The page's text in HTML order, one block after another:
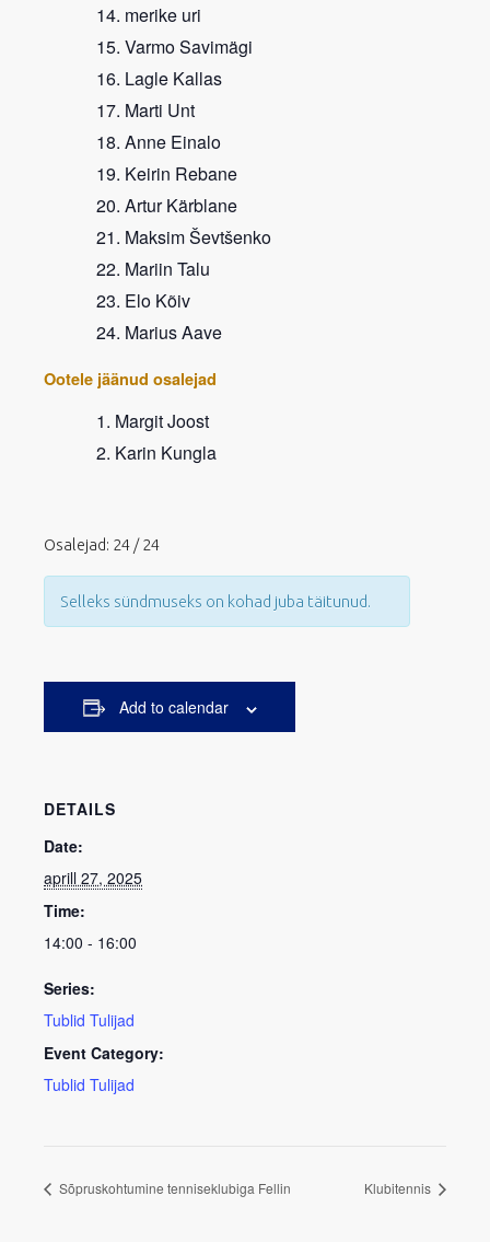
merike uri
Varmo Savimägi
Lagle Kallas
Marti Unt
Anne Einalo
Keirin Rebane
Artur Kärblane
Maksim Ševtšenko
Mariin Talu
Elo Kõiv
Marius Aave
Ootele jäänud osalejad
Margit Joost
Karin Kungla
Osalejad: 24 / 24
Selleks sündmuseks on kohad juba täitunud.
Add to calendar
DETAILS
Date:
aprill 27, 2025
Time:
14:00 - 16:00
Series:
Tublid Tulijad
Event Category:
Tublid Tulijad
Sõpruskohtumine tenniseklubiga Fellin Klubitennis